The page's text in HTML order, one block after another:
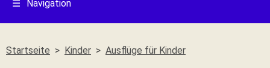
☰ Navigation
Startseite Kinder Ausflüge für Kinder